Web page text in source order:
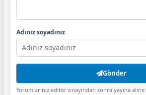
Adınız soyadınız
Gönder
Yorumlarınız editör onayından sonra yayına alınır.